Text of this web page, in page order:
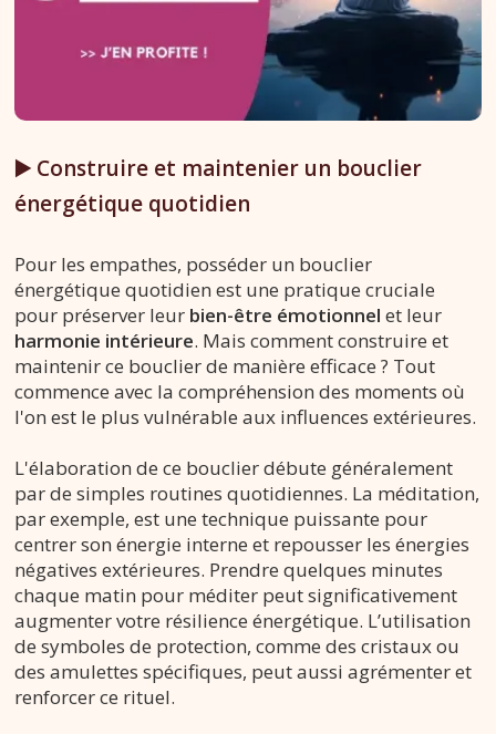
▶️ Construire et maintenier un bouclier
énergétique quotidien
Pour les empathes, posséder un bouclier
énergétique quotidien est une pratique cruciale
pour préserver leur bien-être émotionnel et leur
harmonie intérieure. Mais comment construire et
maintenir ce bouclier de manière efficace ? Tout
commence avec la compréhension des moments où
l'on est le plus vulnérable aux influences extérieures.
L'élaboration de ce bouclier débute généralement
par de simples routines quotidiennes. La méditation,
par exemple, est une technique puissante pour
centrer son énergie interne et repousser les énergies
négatives extérieures. Prendre quelques minutes
chaque matin pour méditer peut significativement
augmenter votre résilience énergétique. L’utilisation
de symboles de protection, comme des cristaux ou
des amulettes spécifiques, peut aussi agrémenter et
renforcer ce rituel.